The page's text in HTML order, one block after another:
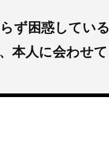
ず困惑している
本人に会わせて